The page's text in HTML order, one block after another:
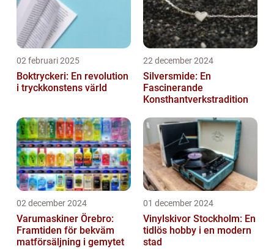
02 februari 2025
Boktryckeri: En revolution
i tryckkonstens värld
22 december 2024
Silversmide: En
Fascinerande
Konsthantverkstradition
02 december 2024
Varumaskiner Örebro:
Framtiden för bekväm
matförsäljning i gemytet
01 december 2024
Vinylskivor Stockholm: En
tidlös hobby i en modern
stad